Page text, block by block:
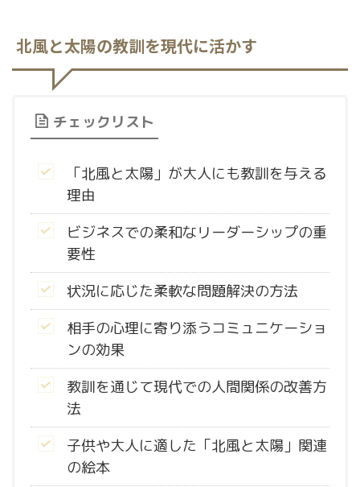
北風と太陽の教訓を現代に活かす
チェックリスト
「北風と太陽」が大人にも教訓を与える
理由
ビジネスでの柔和なリーダーシップの重
要性
状況に応じた柔軟な問題解決の方法
相手の心理に寄り添うコミュニケーショ
ンの効果
教訓を通じて現代での人間関係の改善方
法
子供や大人に適した「北風と太陽」関連
の絵本